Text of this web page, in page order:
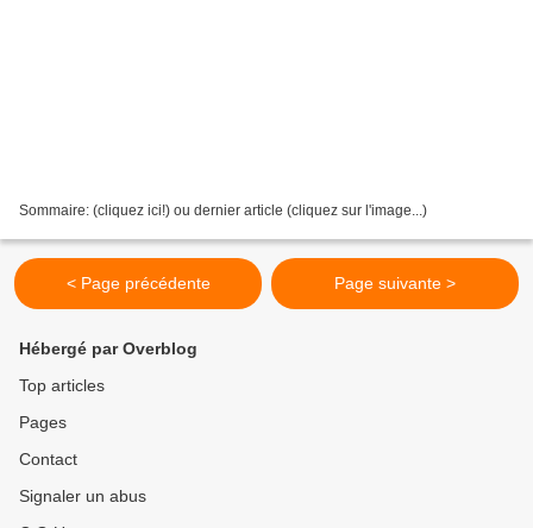
Sommaire: (cliquez ici!) ou dernier article (cliquez sur l'image...)
< Page précédente Page suivante >
Hébergé par Overblog
Top articles
Pages
Contact
Signaler un abus